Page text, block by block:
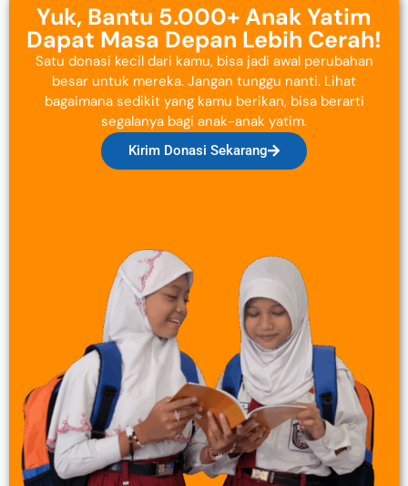
Yuk, Bantu 5.000+ Anak Yatim
Dapat Masa Depan Lebih Cerah!
Satu donasi kecil dari kamu, bisa jadi awal perubahan
besar untuk mereka. Jangan tunggu nanti. Lihat
bagaimana sedikit yang kamu berikan, bisa berarti
segalanya bagi anak-anak yatim.
Kirim Donasi Sekarang